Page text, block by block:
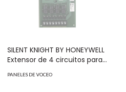
SILENT KNIGHT BY HONEYWELL
Extensor de 4 circuitos para
ECSCE4
PANELES DE VOCEO